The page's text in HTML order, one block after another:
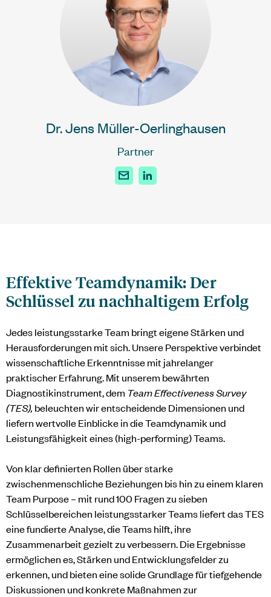
Dr. Jens Müller-Oerlinghausen
Partner
Effektive Teamdynamik: Der
Schlüssel zu nachhaltigem Erfolg
Jedes leistungsstarke Team bringt eigene Stärken und
Herausforderungen mit sich. Unsere Perspektive verbindet
wissenschaftliche Erkenntnisse mit jahrelanger
praktischer Erfahrung. Mit unserem bewährten
Diagnostikinstrument, dem Team Effectiveness Survey
(TES), beleuchten wir entscheidende Dimensionen und
liefern wertvolle Einblicke in die Teamdynamik und
Leistungsfähigkeit eines (high-performing) Teams.
Von klar definierten Rollen über starke
zwischenmenschliche Beziehungen bis hin zu einem klaren
Team Purpose – mit rund 100 Fragen zu sieben
Schlüsselbereichen leistungsstarker Teams liefert das TES
eine fundierte Analyse, die Teams hilft, ihre
Zusammenarbeit gezielt zu verbessern. Die Ergebnisse
ermöglichen es, Stärken und Entwicklungsfelder zu
erkennen, und bieten eine solide Grundlage für tiefgehende
Diskussionen und konkrete Maßnahmen zur